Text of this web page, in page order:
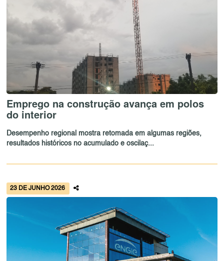
Emprego na construção avança em polos
do interior
Desempenho regional mostra retomada em algumas regiões,
resultados históricos no acumulado e oscilaç...
23 DE JUNHO 2026